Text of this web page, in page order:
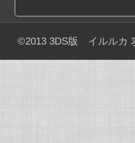
©2013 3DS版 イルルカ